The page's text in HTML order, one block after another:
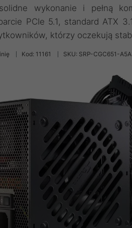
wykonanie i pełną
PCIe 5.1, standard ATX
którzy oczekują
Kod: 11161 SKU: SRP-CGC651-